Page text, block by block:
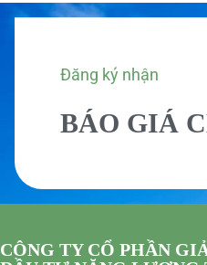
Đăng ký nhận
BÁO GIÁ
CÔNG TY CỔ PHẦN